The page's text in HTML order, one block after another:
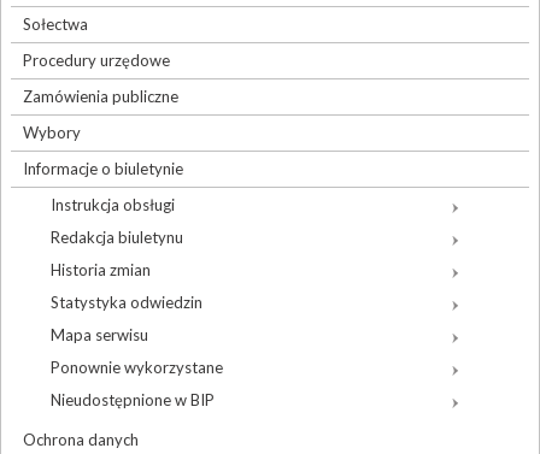
Sołectwa
Procedury urzędowe
Zamówienia publiczne
Wybory
Informacje o biuletynie
Instrukcja obsługi
Redakcja biuletynu
Historia zmian
Statystyka odwiedzin
Mapa serwisu
Ponownie wykorzystane
Nieudostępnione w BIP
Ochrona danych